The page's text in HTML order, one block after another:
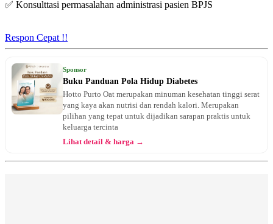
✅ Konsulttasi permasalahan administrasi pasien BPJS
Respon Cepat !!
Sponsor
Buku Panduan Pola Hidup Diabetes
Hotto Purto Oat merupakan minuman kesehatan tinggi serat
yang kaya akan nutrisi dan rendah kalori. Merupakan
pilihan yang tepat untuk dijadikan sarapan praktis untuk
keluarga tercinta
Lihat detail & harga →